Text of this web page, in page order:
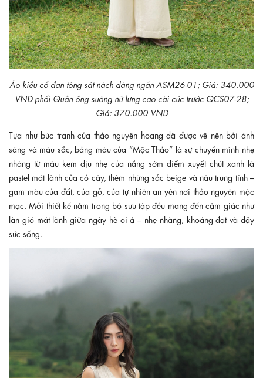
Áo kiểu cổ đan tông sát nách dáng ngắn ASM26-01; Giá: 340.000
VNĐ phối Quần ống suông nữ lưng cao cài cúc trước QCS07-28;
Giá: 370.000 VNĐ
Tựa như bức tranh của thảo nguyên hoang dã được vẽ nên bởi ánh
sáng và màu sắc, bảng màu của “Mộc Thảo” là sự chuyển mình nhẹ
nhàng từ màu kem dịu nhẹ của nắng sớm điểm xuyết chút xanh lá
pastel mát lành của cỏ cây, thêm những sắc beige và nâu trung tính –
gam màu của đất, của gỗ, của tự nhiên an yên nơi thảo nguyên mộc
mạc. Mỗi thiết kế nằm trong bộ sưu tập đều mang đến cảm giác như
làn gió mát lành giữa ngày hè oi ả – nhẹ nhàng, khoáng đạt và đầy
sức sống.